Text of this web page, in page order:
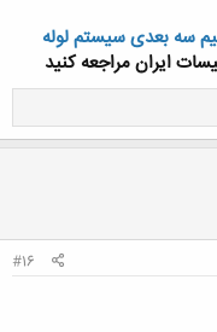
سه بعدی سیستم لوله
ایران مراجعه کنید
#16